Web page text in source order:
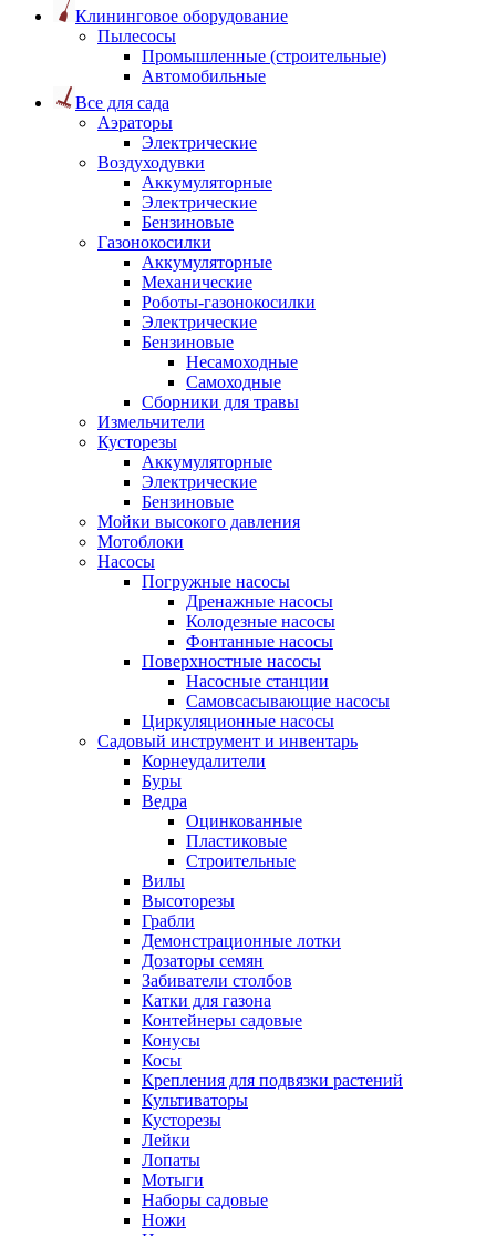
Клининговое оборудование
Пылесосы
Промышленные (строительные)
Автомобильные
Все для сада
Аэраторы
Электрические
Воздуходувки
Аккумуляторные
Электрические
Бензиновые
Газонокосилки
Аккумуляторные
Механические
Роботы-газонокосилки
Электрические
Бензиновые
Несамоходные
Самоходные
Сборники для травы
Измельчители
Кусторезы
Аккумуляторные
Электрические
Бензиновые
Мойки высокого давления
Мотоблоки
Насосы
Погружные насосы
Дренажные насосы
Колодезные насосы
Фонтанные насосы
Поверхностные насосы
Насосные станции
Самовсасывающие насосы
Циркуляционные насосы
Садовый инструмент и инвентарь
Корнеудалители
Буры
Ведра
Оцинкованные
Пластиковые
Строительные
Вилы
Высоторезы
Грабли
Демонстрационные лотки
Дозаторы семян
Забиватели столбов
Катки для газона
Контейнеры садовые
Конусы
Косы
Крепления для подвязки растений
Культиваторы
Кусторезы
Лейки
Лопаты
Мотыги
Наборы садовые
Ножи